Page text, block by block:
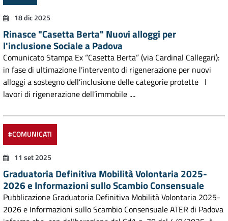
18 dic 2025
Rinasce "Casetta Berta" Nuovi alloggi per
l'inclusione Sociale a Padova
Comunicato Stampa Ex “Casetta Berta” (via Cardinal Callegari):
in fase di ultimazione l’intervento di rigenerazione per nuovi
alloggi a sostegno dell’inclusione delle categorie protette I
lavori di rigenerazione dell’immobile ....
#COMUNICATI
11 set 2025
Graduatoria Definitiva Mobilità Volontaria 2025-
2026 e Informazioni sullo Scambio Consensuale
Pubblicazione Graduatoria Definitiva Mobilità Volontaria 2025-
2026 e Informazioni sullo Scambio Consensuale ATER di Padova